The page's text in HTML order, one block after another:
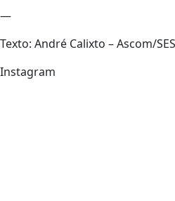
—
Texto: André Calixto – Ascom/
Instagram